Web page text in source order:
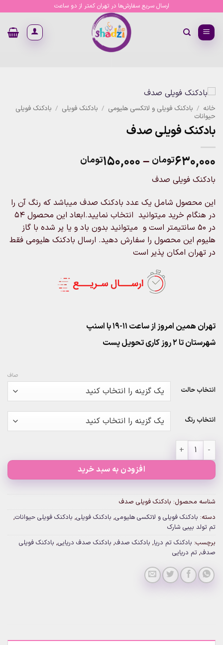
content
ارسال سریع سفارش‌ها در تهران کمتر از دو ساعت
خانه / بادکنک فویلی و لاتکسی هلیومی / بادکنک فویلی / بادکنک فویلی
حیوانات
بادکنک فویلی صدف
۶۳۰,۰۰۰تومان –۱۵۰,۰۰۰تومان
through
۶۳۰,۰۰۰تومان
بادکنک فویلی صدف
این محصول شامل یک عدد بادکنک صدف میباشد که رنگ آن را
در هنگام خرید میتوانید انتخاب نمایید.ابعاد این محصول ۵۴
در ۵۰ سانتیمتر است و میتوانید بدون باد و یا پر شده با گاز
هلیوم این محصول را سفارش دهید. ارسال بادکنک هلیومی فقط
در تهران امکان پذیر است
تهران همین امروز از ساعت ۱۱-۱۹ با اسنپ
شهرستان تا 2 روز کاری تحویل پست
انتخاب حالت
انتخاب رنگ
صاف
بادکنک فویلی صدف عدد
افزودن به سبد خرید
شناسه محصول: بادکنک فویلی صدف
دسته: بادکنک فویلی و لاتکسی هلیومی, بادکنک فویلی, بادکنک فویلی حیوانات,
تم تولد بیبی شارک
برچسب: بادکنک تم دریا, بادکنک صدف, بادکنک صدف دریایی, بادکنک فویلی
صدف, تم دریایی